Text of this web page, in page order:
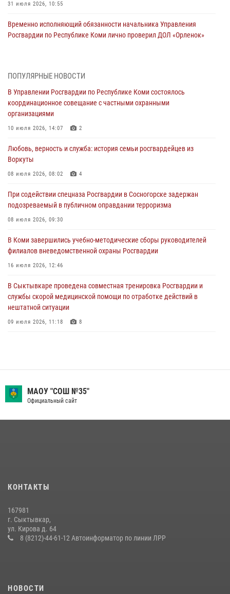
31 июля 2026, 10:55
Временно исполняющий обязанности начальника Управления
Росгвардии по Республике Коми лично проверил ДОЛ «Орленок»
В Санкт-Петербурге прошел окружной этап ежегодного
Всероссийского конкурса профессионального мастерства среди
сотрудников вневедомственной охраны Росгвардии
В Сыктывкаре росгвардейцы приняли участие в молебне в рамках
Дня Крещения Руси и Дня святого равноапостольного князя
28 июля 2026, 13:32 8
В Коми за неделю росгвардейцами выявлено более 10
деятельности
26 июля 2026, 06:48
военнослужащих по призыву в Центре подготовки личного состава
Росгвардии
25 июля 2026, 10:45
ПОПУЛЯРНЫЕ НОВОСТИ
В Управлении Росгвардии по Республике Коми состоялось
координационное совещание с частными охранными
организациями
10 июля 2026, 14:07 2
Любовь, верность и служба: история семьи росгвардейцев из
Воркуты
08 июля 2026, 08:02 4
При содействии спецназа Росгвардии в Сосногорске задержан
подозреваемый в публичном оправдании терроризма
08 июля 2026, 09:30
В Коми завершились учебно-методические сборы руководителей
филиалов вневедомственной охраны Росгвардии
16 июля 2026, 12:46
В Сыктывкаре проведена совместная тренировка Росгвардии и
службы скорой медицинской помощи по отработке действий в
нештатной ситуации
09 июля 2026, 11:18 8
В Усть-Вымском районе росгвардейцы задержала необычного
покупателя
отработали более 100 тревог, поступивших с охраняемых объектов
Житель Сыктывкара привлечен к административной
ответственности за утерю оружия
МАОУ "СОШ №35"
Официальный сайт
КОНТАКТЫ
167981
г. Сыктывкар,
ул. Кирова д. 64
8 (8212)-44-61-12 Автоинформатор по линии ЛРР
НОВОСТИ